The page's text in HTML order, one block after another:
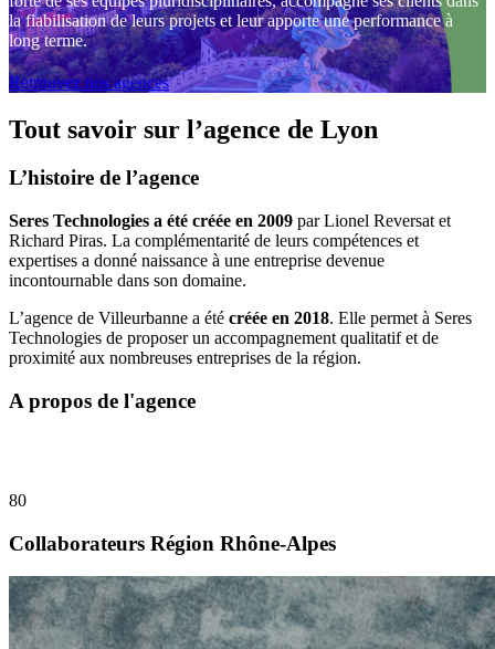
la fiabilisation de leurs projets et leur apporte une performance à
long terme.
Retrouvez nos agences
Tout savoir sur l’agence de Lyon
L’histoire de l’agence
Seres Technologies a été créée en 2009 par Lionel Reversat et
Richard Piras. La complémentarité de leurs compétences et
expertises a donné naissance à une entreprise devenue
incontournable dans son domaine.
L’agence de Villeurbanne a été créée en 2018. Elle permet à Seres
Technologies de proposer un accompagnement qualitatif et de
proximité aux nombreuses entreprises de la région.
A propos de l'agence
80
Collaborateurs Région Rhône-Alpes